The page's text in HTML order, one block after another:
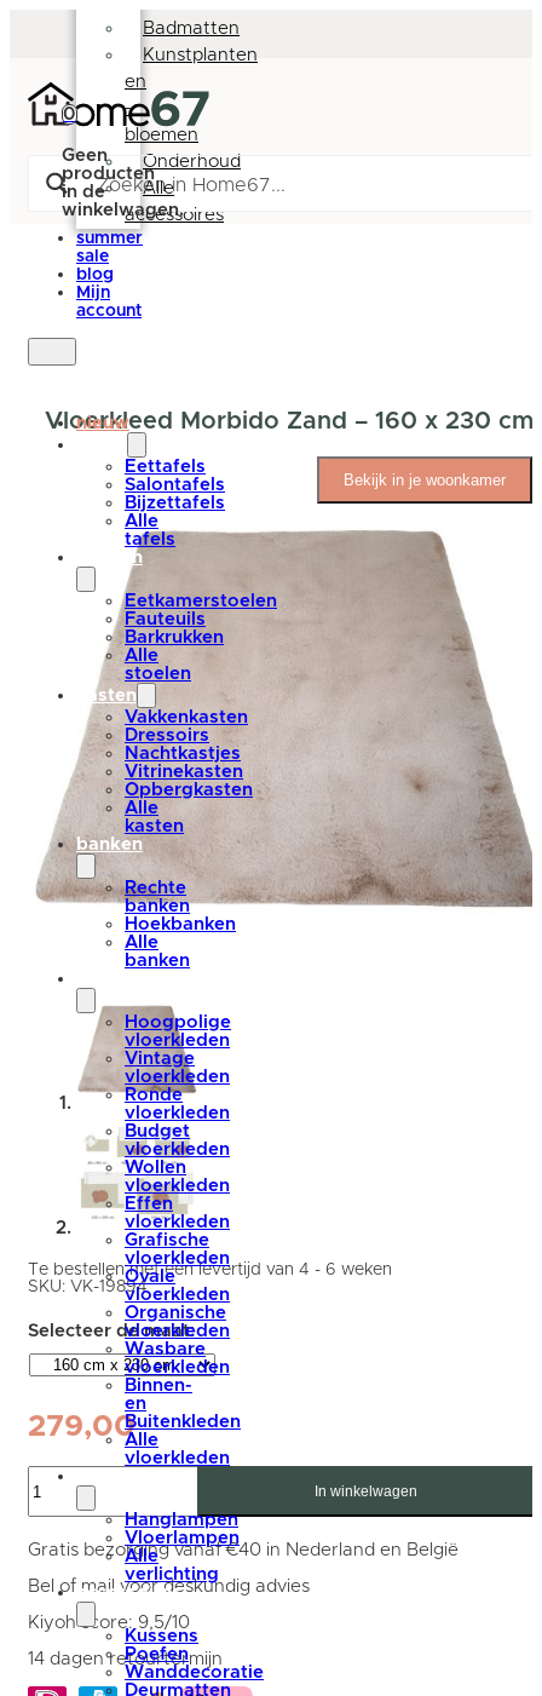
0
Geen
producten
in de
winkelwagen.
Badmatten
Kunstplanten
en
-
bloemen
Onderhoud
Alle
accessoires
summer
sale
blog
Mijn
account
nieuw
Eettafels
Salontafels
Bijzettafels
Alle
tafels
stoelen
Eetkamerstoelen
Fauteuils
Barkrukken
Alle
stoelen
kasten
Vakkenkasten
Dressoirs
Nachtkastjes
Vitrinekasten
Opbergkasten
Alle
kasten
banken
Rechte
banken
Hoekbanken
Alle
banken
Hoogpolige
vloerkleden
Vintage
vloerkleden
Ronde
vloerkleden
Budget
vloerkleden
Wollen
vloerkleden
Effen
vloerkleden
Grafische
vloerkleden
Ovale
vloerkleden
Organische
vloerkleden
Wasbare
vloerkleden
Binnen-
en
Buitenkleden
Alle
vloerkleden
Hanglampen
Vloerlampen
Alle
verlichting
accessoires
Kussens
Poefen
Wanddecoratie
Deurmatten
Vloerkleed Morbido Zand – 160 x 230 cm
Bekijk in je woonkamer
Te bestellen met een levertijd van 4 - 6 weken
SKU: VK-19894
279,00
Vloerkleed
Morbido
160
230
aantal
In winkelwagen
Gratis bezorging vanaf €40 in Nederland en België
Bel of mail voor deskundig advies
Kiyoh score: 9,5/10
14 dagen retourtermijn